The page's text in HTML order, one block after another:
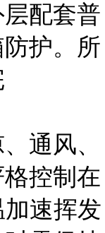
配套普
护。所
通风、
控制在
速挥发